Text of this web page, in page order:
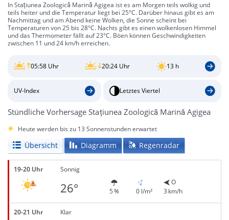
In Stațiunea Zoologică Marină Agigea ist es am Morgen teils wolkig und
teils heiter und die Temperatur liegt bei 25°C. Darüber hinaus gibt es am
Nachmittag und am Abend keine Wolken, die Sonne scheint bei
Temperaturen von 25 bis 28°C. Nachts gibt es einen wolkenlosen Himmel
und das Thermometer fällt auf 23°C. Böen können Geschwindigkeiten
zwischen 11 und 24 km/h erreichen.
05:58 Uhr 20:24 Uhr 13 h
UV-Index Letztes Viertel
Stündliche Vorhersage Stațiunea Zoologică Marină Agigea
Heute werden bis zu 13 Sonnenstunden erwartet
Übersicht Diagramm Regenradar
19-20 Uhr Sonnig
26° 5 % 0 l/m²
O
3 km/h
20-21 Uhr Klar